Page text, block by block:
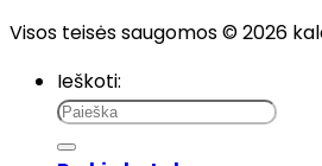
Visos teisės saugomos © 2026
Ieškoti: